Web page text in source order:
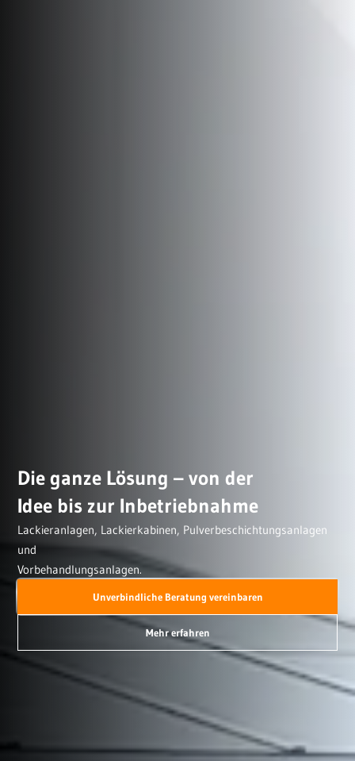
Die ganze Lösung – von der
Idee bis zur Inbetriebnahme
Lackieranlagen, Lackierkabinen, Pulverbeschichtungsanlagen
und
Vorbehandlungsanlagen.
Unverbindliche Beratung vereinbaren
Mehr erfahren